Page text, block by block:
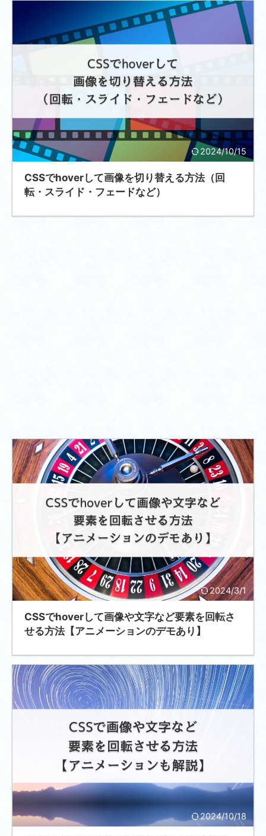
2024/10/15
CSSでhoverして画像を切り替える方法（回
転・スライド・フェードなど）
2024/3/1
CSSでhoverして画像や文字など要素を回転さ
せる方法【アニメーションのデモあり】
2024/10/18